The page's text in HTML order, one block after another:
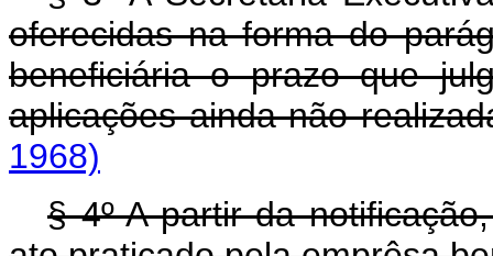
oferecidas na forma do
beneficiária o prazo que
aplicações ainda não
1968)
§ 4º A partir da